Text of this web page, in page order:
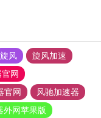
旋风
旋风加速
网
官网
风驰加速器
外网苹果版